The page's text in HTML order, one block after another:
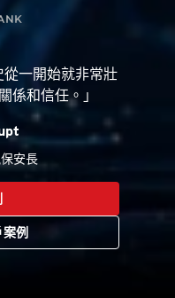
一開始就非常壯
係和信任。」
安長
例